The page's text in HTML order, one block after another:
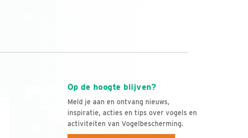
Op de hoogte blijven?
Meld je aan en ontvang nieuws,
inspiratie, acties en tips over vogels en
activiteiten van Vogelbescherming.